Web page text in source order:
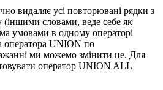
видаляє усі повторювані рядки з
(іншими словами, веде себе як
умовами в одному операторі
оператора UNION по
ми можемо змінити це. Для
оператор UNION ALL